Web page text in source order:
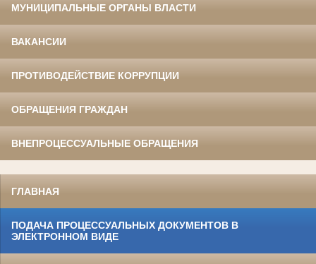
МУНИЦИПАЛЬНЫЕ ОРГАНЫ ВЛАСТИ
ВАКАНСИИ
ПРОТИВОДЕЙСТВИЕ КОРРУПЦИИ
ОБРАЩЕНИЯ ГРАЖДАН
ВНЕПРОЦЕССУАЛЬНЫЕ ОБРАЩЕНИЯ
ГЛАВНАЯ
ПОДАЧА ПРОЦЕССУАЛЬНЫХ ДОКУМЕНТОВ В
ЭЛЕКТРОННОМ ВИДЕ